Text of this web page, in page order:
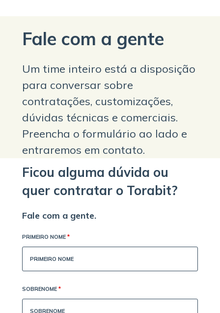
Fale com a gente
Um time inteiro está a disposição
para conversar sobre
contratações, customizações,
dúvidas técnicas e comerciais.
Preencha o formulário ao lado e
entraremos em contato.
Ficou alguma dúvida ou
quer contratar o Torabit?
Fale com a gente.
PRIMEIRO NOME *
SOBRENOME *